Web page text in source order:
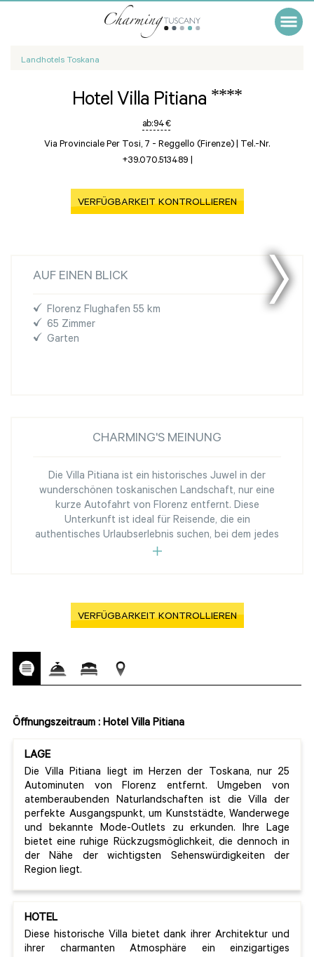
Landhotels Toskana
Hotel Villa Pitiana ****
ab:94 €
Via Provinciale Per Tosi, 7 - Reggello (Firenze) | Tel.-Nr.
+39.070.513489 |
VERFÜGBARKEIT KONTROLLIEREN
AUF EINEN BLICK
Florenz Flughafen 55 km
65 Zimmer
Garten
CHARMING'S MEINUNG
Die Villa Pitiana ist ein historisches Juwel in der
wunderschönen toskanischen Landschaft, nur eine
kurze Autofahrt von Florenz entfernt. Diese
Unterkunft ist ideal für Reisende, die ein
authentisches Urlaubserlebnis suchen, bei dem jedes
VERFÜGBARKEIT KONTROLLIEREN
Öffnungszeitraum : Hotel Villa Pitiana
LAGE
Die Villa Pitiana liegt im Herzen der Toskana, nur 25
Autominuten von Florenz entfernt. Umgeben von
atemberaubenden Naturlandschaften ist die Villa der
perfekte Ausgangspunkt, um Kunststädte, Wanderwege
und bekannte Mode-Outlets zu erkunden. Ihre Lage
bietet eine ruhige Rückzugsmöglichkeit, die dennoch in
der Nähe der wichtigsten Sehenswürdigkeiten der
Region liegt.
HOTEL
Diese historische Villa bietet dank ihrer Architektur und
ihrer charmanten Atmosphäre ein einzigartiges